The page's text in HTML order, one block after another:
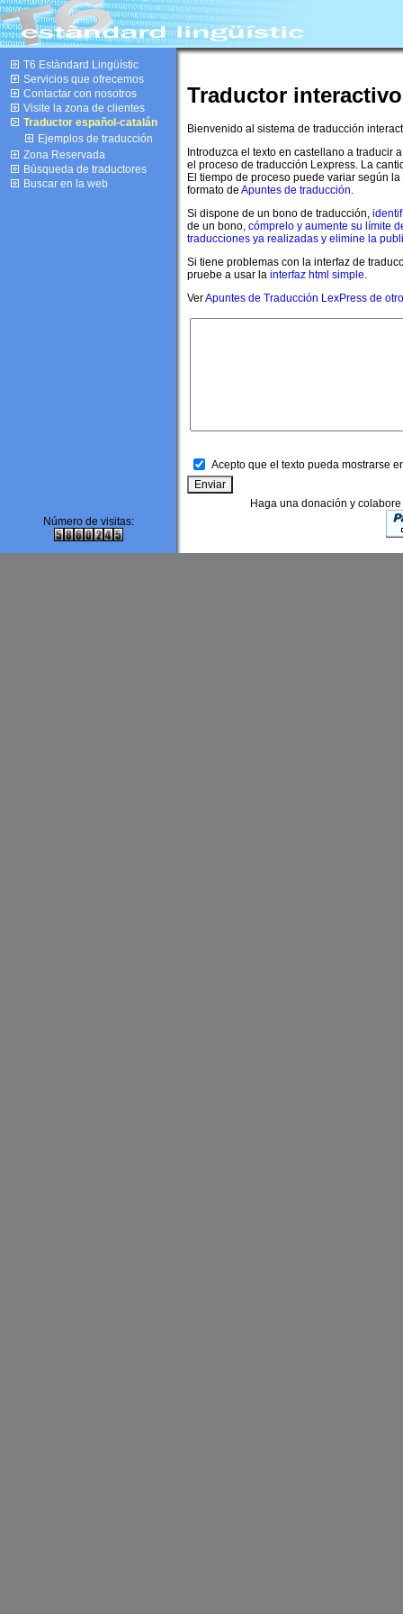
T6 Estàndard Lingüístic
Servicios que ofrecemos
Contactar con nosotros
Visite la zona de clientes
Traductor español-catalán
Ejemplos de traducción
Zona Reservada
Búsqueda de traductores
Buscar en la web
Traductor
Bienvenido al sistema de traducción
Introduzca el texto en castellano a traducir
el proceso de traducción Lexpress. La
El tiempo de proceso puede variar según
formato de Apuntes de traducción.
Si dispone de un bono de traducción,
de un bono, cómprelo y aumente su límite
traducciones ya realizadas y elimine la
Si tiene problemas con la interfaz de
pruebe a usar la interfaz html simple.
VerApuntes de Traducción LexPress de
Acepto que el texto pueda mostrarse
Haga una donación y
Número de visitas: